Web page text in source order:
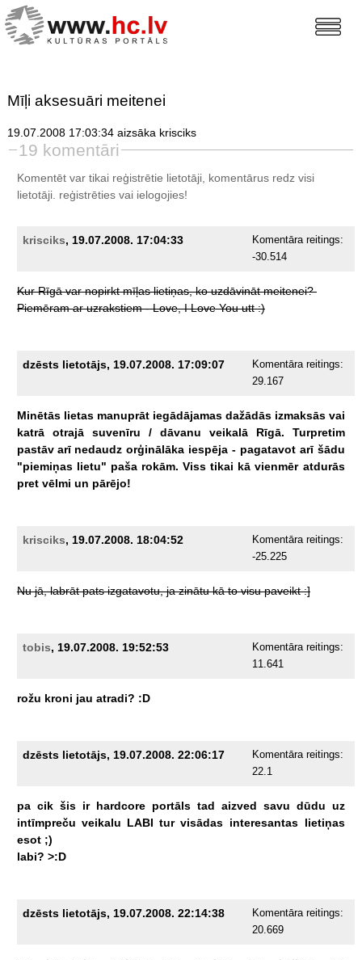
Mīļi aksesuāri meitenei
19.07.2008 17:03:34 aizsāka krisciks
19 komentāri
Komentēt var tikai reģistrētie lietotāji, komentārus redz visi
lietotāji. reģistrētiesvai ielogojies!
krisciks, 19.07.2008. 17:04:33
Komentāra reitings:
-30.514
Kur Rīgā var nopirkt mīļas lietiņas, ko uzdāvināt meitenei?
Piemēram ar uzrakstiem - Love, I Love You utt :)
dzēsts lietotājs, 19.07.2008. 17:09:07
Komentāra reitings:
29.167
Minētās lietas manuprāt iegādājamas dažādās izmaksās vai
katrā
otrajā suvenīru / dāvanu veikalā Rīgā.
Turpretim
pastāv arī nedaudz orģinālāka iespēja - pagatavot arī šādu
"piemiņas lietu" paša rokām. Viss tikai kā vienmēr atdurās
pret vēlmi un pārējo!
krisciks, 19.07.2008. 18:04:52
Komentāra reitings:
-25.225
Nu jā, labrāt pats izgatavotu, ja zinātu kā to visu paveikt :]
tobis, 19.07.2008. 19:52:53
Komentāra reitings:
11.641
rožu kroni jau atradi? :D
dzēsts lietotājs, 19.07.2008. 22:06:17
Komentāra reitings:
22.1
pa cik šis ir hardcore portāls tad aizved savu dūdu uz
intīmpreču veikalu LABI tur visādas interesantas lietiņas
esot ;)
labi? >:D
dzēsts lietotājs, 19.07.2008. 22:14:38
Komentāra reitings:
20.669